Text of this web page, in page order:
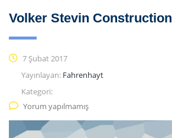
Volker Stevin Construction
7 Şubat 2017
Yayınlayan: Fahrenhayt
Kategori:
Yorum yapılmamış